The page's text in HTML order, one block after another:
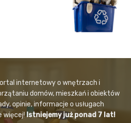
internetowy o wnętrzach i
domów, mieszkań i obiektów
opinie, informacje o usługach
więcej!Istniejemy już ponad 7 lat!